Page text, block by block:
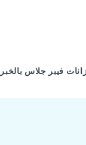
فيبر جلاس بالخبر